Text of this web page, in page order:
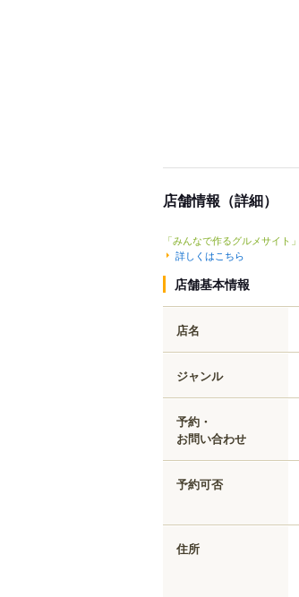
店舗情報（詳細）
「みんなで作るグルメサイト
詳しくはこちら
店舗基本情報
店名
ジャンル
予約・
お問い合わせ
予約可否
住所